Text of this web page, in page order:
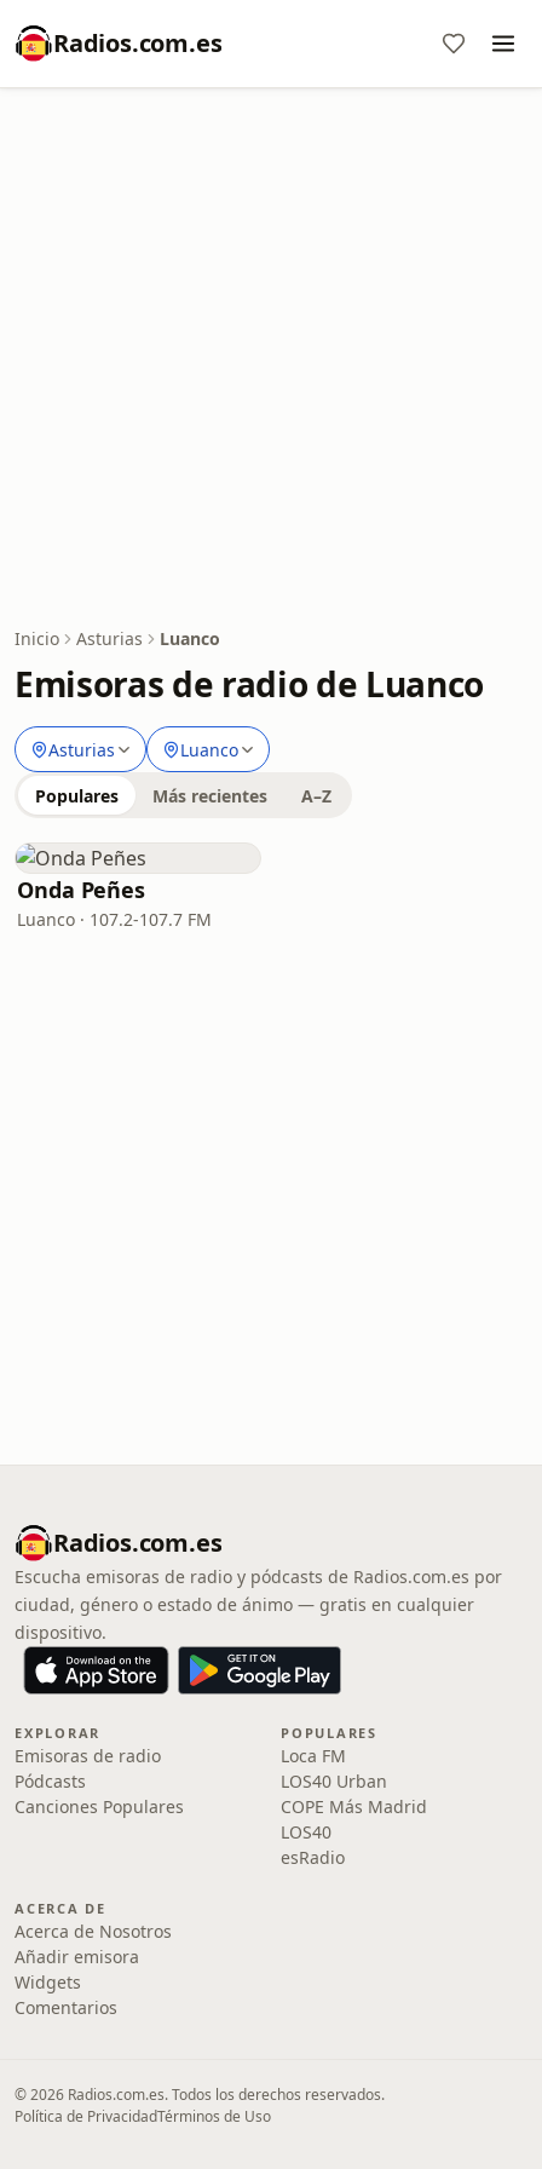
Radios.com.es
Inicio Asturias Luanco
Emisoras de radio de Luanco
Asturias Luanco
Populares Más recientes A–Z
Onda Peñes
Luanco · 107.2-107.7 FM
Radios.com.es
Escucha emisoras de radio y pódcasts de Radios.com.es por
ciudad, género o estado de ánimo — gratis en cualquier
dispositivo.
EXPLORAR
Emisoras de radio
Pódcasts
Canciones Populares
POPULARES
Loca FM
LOS40 Urban
COPE Más Madrid
LOS40
esRadio
ACERCA DE
Acerca de Nosotros
Añadir emisora
Widgets
Comentarios
© 2026 Radios.com.es. Todos los derechos reservados.
Política de PrivacidadTérminos de Uso